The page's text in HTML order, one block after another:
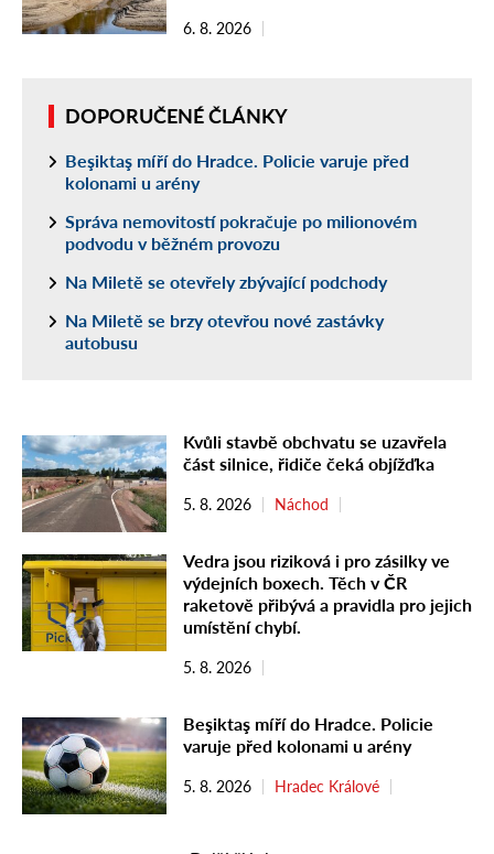
6. 8. 2026
DOPORUČENÉ ČLÁNKY
Beşiktaş míří do Hradce. Policie varuje před
kolonami u arény
Správa nemovitostí pokračuje po milionovém
podvodu v běžném provozu
Na Miletě se otevřely zbývající podchody
Na Miletě se brzy otevřou nové zastávky
autobusu
Kvůli stavbě obchvatu se uzavřela
část silnice, řidiče čeká objížďka
5. 8. 2026 Náchod
Vedra jsou riziková i pro zásilky ve
výdejních boxech. Těch v ČR
raketově přibývá a pravidla pro jejich
umístění chybí.
5. 8. 2026
Beşiktaş míří do Hradce. Policie
varuje před kolonami u arény
5. 8. 2026 Hradec Králové